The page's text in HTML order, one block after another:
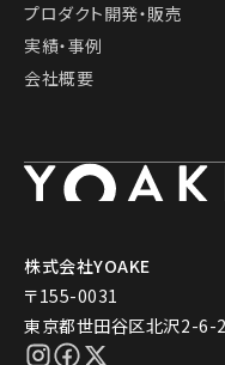
プロダクト開発・販売
実績・事例
会社概要
株式会社YOAKE
〒155-0031
東京都世田谷区北沢2-6-